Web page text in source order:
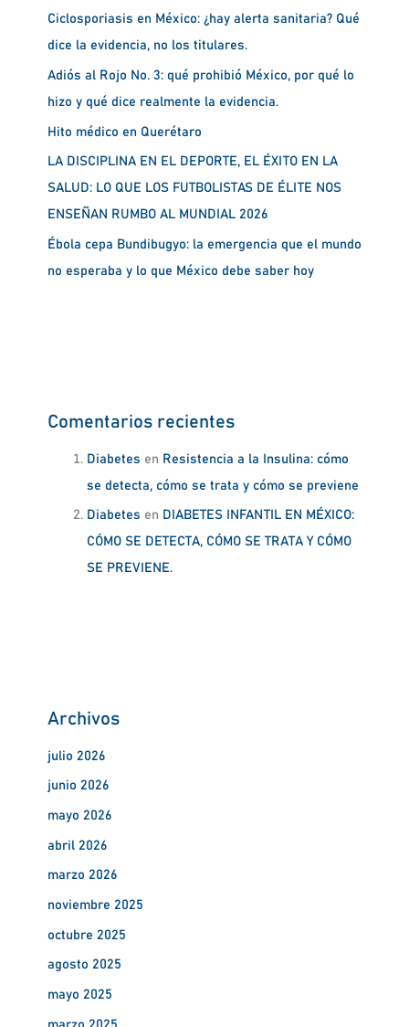
Ciclosporiasis en México: ¿hay alerta sanitaria? Qué
dice la evidencia, no los titulares.
Adiós al Rojo No. 3: qué prohibió México, por qué lo
hizo y qué dice realmente la evidencia.
Hito médico en Querétaro
LA DISCIPLINA EN EL DEPORTE, EL ÉXITO EN LA
SALUD: LO QUE LOS FUTBOLISTAS DE ÉLITE NOS
ENSEÑAN RUMBO AL MUNDIAL 2026
Ébola cepa Bundibugyo: la emergencia que el mundo
no esperaba y lo que México debe saber hoy
Comentarios recientes
Diabetes en Resistencia a la Insulina: cómo
se detecta, cómo se trata y cómo se previene
Diabetes en DIABETES INFANTIL EN MÉXICO:
CÓMO SE DETECTA, CÓMO SE TRATA Y CÓMO
SE PREVIENE.
Archivos
julio 2026
junio 2026
mayo 2026
abril 2026
marzo 2026
noviembre 2025
octubre 2025
agosto 2025
mayo 2025